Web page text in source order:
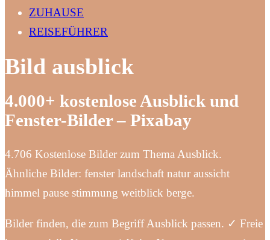
ZUHAUSE
REISEFÜHRER
Bild ausblick
4.000+ kostenlose Ausblick und
Fenster-Bilder – Pixabay
4.706 Kostenlose Bilder zum Thema Ausblick.
Ähnliche Bilder: fenster landschaft natur aussicht
himmel pause stimmung weitblick berge.
Bilder finden, die zum Begriff Ausblick passen. ✓ Freie